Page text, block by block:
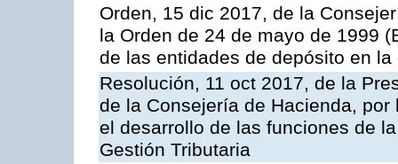
Orden, 15 dic 2017, de la
la Orden de 24 de mayo de 1999
de las entidades de depósito en
Resolución, 11 oct 2017, de la
de la Consejería de Hacienda,
el desarrollo de las funciones de
Gestión Tributaria